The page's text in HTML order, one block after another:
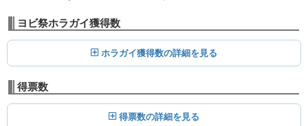
ヨビ祭ホラガイ獲得数
ホラガイ獲得数の詳細を見る
得票数
得票数の詳細を見る